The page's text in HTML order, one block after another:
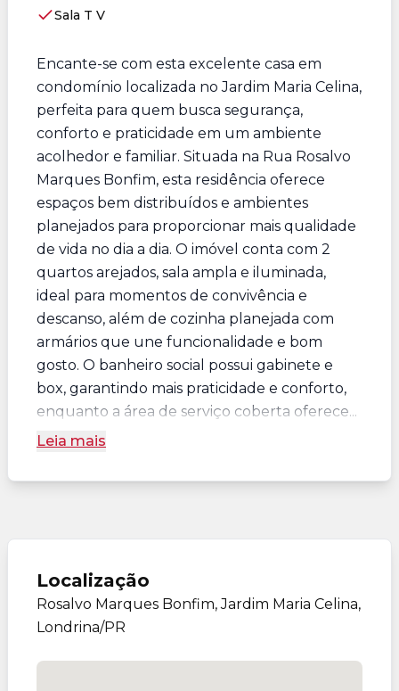
Sala T V
Encante-se com esta excelente casa em
condomínio localizada no Jardim Maria Celina,
perfeita para quem busca segurança,
conforto e praticidade em um ambiente
acolhedor e familiar. Situada na Rua Rosalvo
Marques Bonfim, esta residência oferece
espaços bem distribuídos e ambientes
planejados para proporcionar mais qualidade
de vida no dia a dia. O imóvel conta com 2
quartos arejados, sala ampla e iluminada,
ideal para momentos de convivência e
descanso, além de cozinha planejada com
armários que une funcionalidade e bom
gosto. O banheiro social possui gabinete e
box, garantindo mais praticidade e conforto,
enquanto a área de serviço coberta oferece...
Leia mais
Localização
Rosalvo Marques Bonfim, Jardim Maria Celina,
Londrina/PR